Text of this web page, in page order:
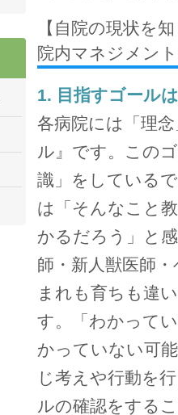
【自院の現状を
院内マネジメン
1. 目指すゴール
各病院には「理
ル』です。この
識」をしている
は「そんなこと
かるだろう」と
師・新人獣医師
まれも育ちも違
す。「わかって
かっていない可
じ考えや行動を
ルの確認をする